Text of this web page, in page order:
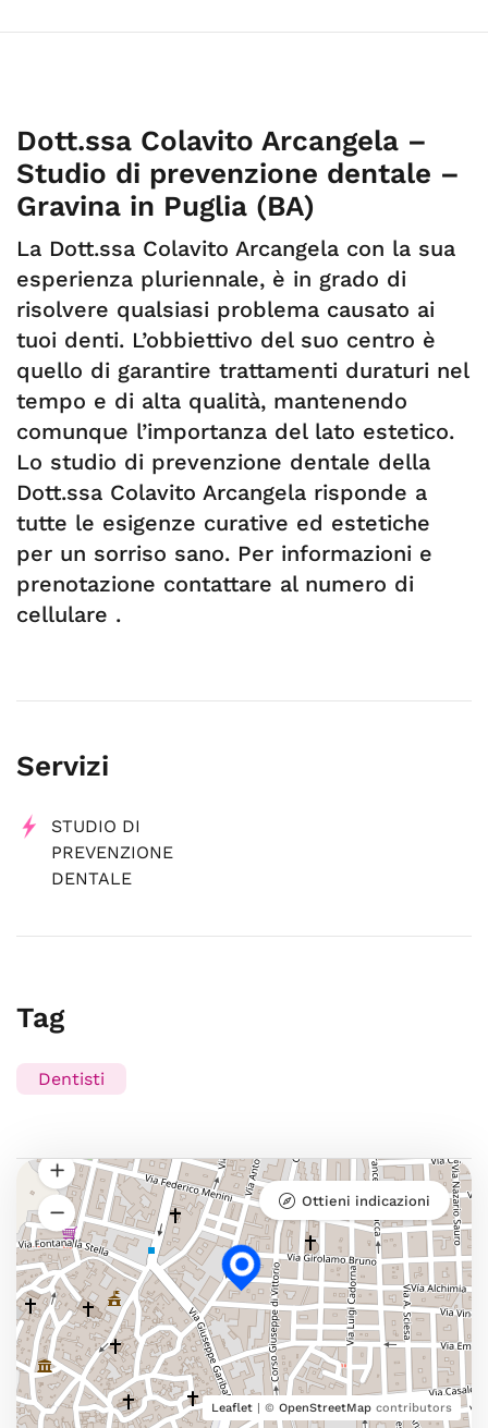
Dott.ssa Colavito Arcangela –
Studio di prevenzione dentale –
Gravina in Puglia (BA)
La Dott.ssa Colavito Arcangela con la sua
esperienza pluriennale, è in grado di
risolvere qualsiasi problema causato ai
tuoi denti. L’obbiettivo del suo centro è
quello di garantire trattamenti duraturi nel
tempo e di alta qualità, mantenendo
comunque l’importanza del lato estetico.
Lo studio di prevenzione dentale della
Dott.ssa Colavito Arcangela risponde a
tutte le esigenze curative ed estetiche
per un sorriso sano. Per informazioni e
prenotazione contattare al numero di
cellulare .
Servizi
STUDIO DI
PREVENZIONE
DENTALE
Tag
Dentisti
Leaflet | © OpenStreetMap contributors
Ottieni indicazioni